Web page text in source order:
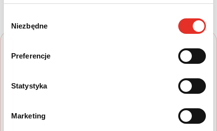
zgody
Niezbędne
Preferencje
Statystyka
Marketing
prostych krokach